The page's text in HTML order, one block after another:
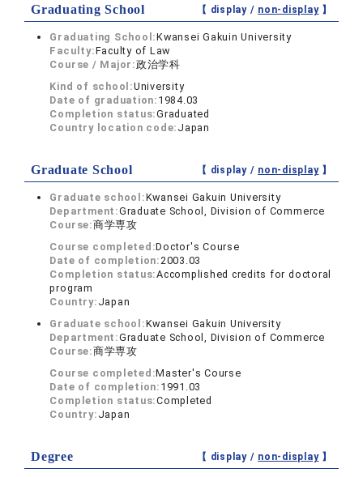
Graduating School 【 display / non-display】
Graduating School:Kwansei Gakuin University
Faculty:Faculty of Law
Course / Major:政治学科
Kind of school:University
Date of graduation: 1984.03
Completion status:Graduated
Country location code: Japan
Graduate School 【 display / non-display】
Graduate school:Kwansei Gakuin University
Department:Graduate School, Division of Commerce
Course:商学専攻
Course completed:Doctor's Course
Date of completion:2003.03
Completion status:Accomplished credits for doctoral
program
Country: Japan
Graduate school:Kwansei Gakuin University
Department:Graduate School, Division of Commerce
Course:商学専攻
Course completed:Master's Course
Date of completion: 1991.03
Completion status:Completed
Country: Japan
Degree 【 display / non-display】